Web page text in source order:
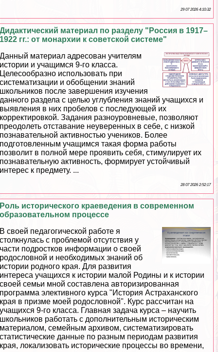
29 07 2026 4:10:32
Дидактический материал по разделу "Россия в 1917–
1922 гг.: от монархии к советской системе"
Данный материал адресован учителям
истории и учащимся 9-го класса.
Целесообразно использовать при
систематизации и обобщении знаний
школьников после завершения изучения
данного раздела с целью углубления знаний учащихся и
выявления в них пробелов с последующей их
корректировкой. Задания разноуровневые, позволяют
преодолеть отставание неуверенных в себе, с низкой
познавательной активностью учеников. Более
подготовленным учащимся такая форма работы
позволит в полной мере проявить себя, стимулирует их
познавательную активность, формирует устойчивый
интерес к предмету. ...
28 07 2026 2:52:17
Роль исторического краеведения в современном
образовательном процессе
В своей педагогической работе я
столкнулась с проблемой отсутствия у
части подростков информации о своей
родословной и необходимых знаний об
истории родного края. Для развития
интереса учащихся к истории малой Родины и к истории
своей семьи мной составлена авторизированная
программа элективного курса "История Астpaxaнского
края в призме моей родословной". Курс рассчитан на
учащихся 9-го класса. Главная задача курса – научить
школьников работать с дополнительным историческим
материалом, семейным архивом, систематизировать
статистические данные по разным периодам развития
края, локализовать исторические процессы во времени,